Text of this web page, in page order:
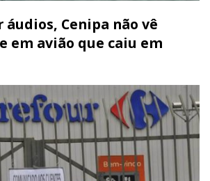
áudios, Cenipa não vê
em avião que caiu em